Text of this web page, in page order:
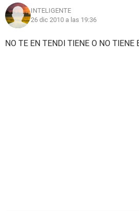
INTELIGENTE
26 dic 2010 a las 19:36
NO TE EN TENDI TIENE O NO TIENE